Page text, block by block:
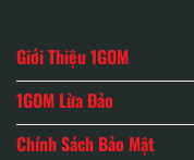
Giới Thiệu 1GOM
1GOM Lừa Đảo
Chính Sách Bảo Mật